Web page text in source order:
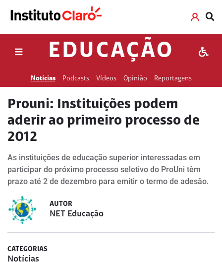
EDUCAÇÃO
Notícias Podcasts Vídeos Opinião Reportagens
Prouni: Instituições podem
aderir ao primeiro processo de
2012
As instituições de educação superior interessadas em
participar do próximo processo seletivo do ProUni têm
prazo até 2 de dezembro para emitir o termo de adesão.
AUTOR
NET Educação
CATEGORIAS
Notícias